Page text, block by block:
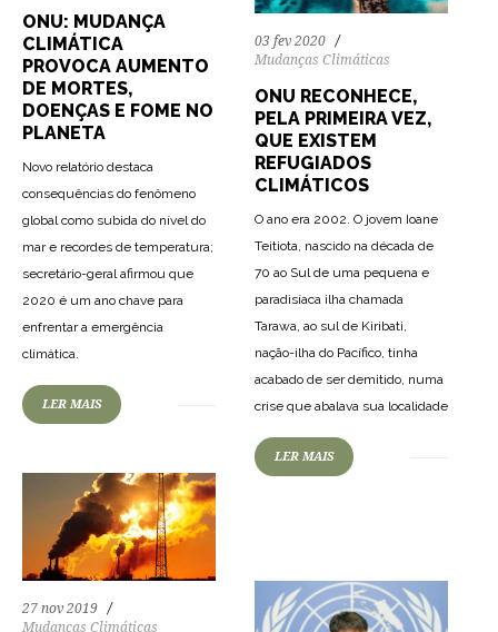
ONU: MUDANÇA
CLIMÁTICA
PROVOCA AUMENTO
DE MORTES,
DOENÇAS E FOME NO
PLANETA
Novo relatório destaca
consequências do fenômeno
global como subida do nível do
mar e recordes de temperatura;
secretário-geral afirmou que
2020 é um ano chave para
enfrentar a emergência
climática.
LER MAIS
03 fev 2020
Mudanças Climáticas
ONU RECONHECE,
PELA PRIMEIRA VEZ,
QUE EXISTEM
REFUGIADOS
CLIMÁTICOS
O ano era 2002. O jovem Ioane
Teitiota, nascido na década de
70 ao Sul de uma pequena e
paradisíaca ilha chamada
Tarawa, ao sul de Kiribati,
nação-ilha do Pacífico, tinha
acabado de ser demitido, numa
crise que abalava sua localidade
LER MAIS
27 nov 2019
Mudanças Climáticas
1588